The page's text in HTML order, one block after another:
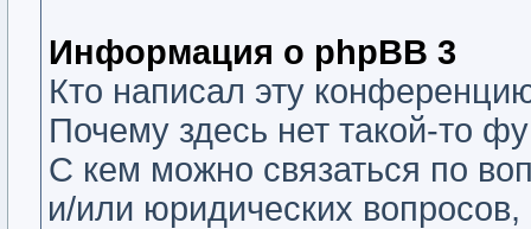
Информация о phpBB 3
Кто написал эту
Почему здесь нет такой-то
С кем можно связаться по
и/или юридических